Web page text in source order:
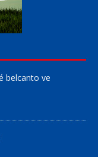
belcanto ve